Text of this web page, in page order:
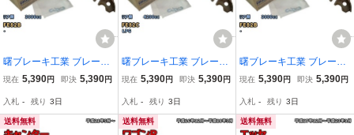
曙ブレーキ工業 ブレーキ
シュー リア側 三菱 キャ
平成16年4月～平成21年4
月
現在 5,390円 即決 5,390円
入札 - 残り 3日
曙ブレーキ工業 ブレーキ
シュー リア側 三菱 キャ
平成14年6月～平成19年7
月
現在 5,390円 即決 5,390円
入札 - 残り 3日
曙ブレーキ工業 ブレーキ
シュー リア側 三菱 キャ
平成21年5月～平成22年1
1月
現在 5,390円 即決 5,390円
入札 - 残り 3日
送料無料 送料無料 送料無料